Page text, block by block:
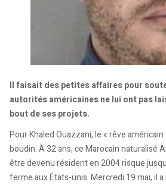
Il faisait des petites affaires pour
autorités américaines ne lui ont pas
bout de ses projets.
Pour Khaled Ouazzani, le « rêve américain
boudin. À 32 ans, ce Marocain naturalisé
être devenu résident en 2004 risque
ferme aux États-unis. Mercredi 19 mai, il